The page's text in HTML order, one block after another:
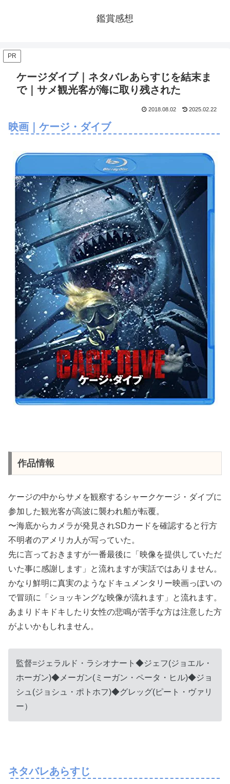
鑑賞感想
PR
ケージダイブ｜ネタバレあらすじを結末ま
で｜サメ観光客が海に取り残された
2018.08.02 2025.02.22
映画｜ケージ・ダイブ
作品情報
ケージの中からサメを観察するシャークケージ・ダイブに
参加した観光客が高波に襲われ船が転覆。
〜海底からカメラが発見されSDカードを確認すると行方
不明者のアメリカ人が写っていた。
先に言っておきますが一番最後に「映像を提供していただ
いた事に感謝します」と流れますが実話ではありません。
かなり鮮明に真実のようなドキュメンタリー映画っぽいの
で冒頭に「ショッキングな映像が流れます」と流れます。
あまりドキドキしたり女性の悲鳴が苦手な方は注意した方
がよいかもしれません。
監督=ジェラルド・ラシオナート◆ジェフ(ジョエル・
ホーガン)◆メーガン(ミーガン・ペータ・ヒル)◆ジョ
シュ(ジョシュ・ポトホフ)◆グレッグ(ピート・ヴァリ
ー）
ネタバレあらすじ